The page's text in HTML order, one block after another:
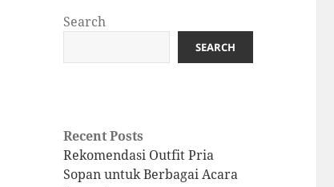
Search
SEARCH
Recent Posts
Rekomendasi Outfit Pria
Sopan untuk Berbagai Acara